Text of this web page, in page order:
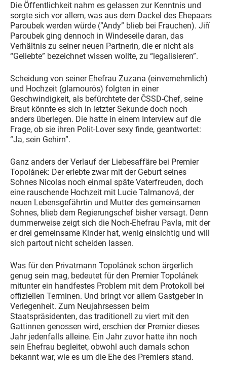
Die Öffentlichkeit nahm es gelassen zur Kenntnis und
sorgte sich vor allem, was aus dem Dackel des Ehepaars
Paroubek werden würde (”Andy” blieb bei Frauchen). Jiří
Paroubek ging dennoch in Windeseile daran, das
Verhältnis zu seiner neuen Partnerin, die er nicht als
“Geliebte” bezeichnet wissen wollte, zu “legalisieren”.
Scheidung von seiner Ehefrau Zuzana (einvernehmlich)
und Hochzeit (glamourös) folgten in einer
Geschwindigkeit, als befürchtete der ČSSD-Chef, seine
Braut könnte es sich in letzter Sekunde doch noch
anders überlegen. Die hatte in einem Interview auf die
Frage, ob sie ihren Polit-Lover sexy finde, geantwortet:
“Ja, sein Gehirn”.
Ganz anders der Verlauf der Liebesaffäre bei Premier
Topolánek: Der erlebte zwar mit der Geburt seines
Sohnes Nicolas noch einmal späte Vaterfreuden, doch
eine rauschende Hochzeit mit Lucie Talmanová, der
neuen Lebensgefährtin und Mutter des gemeinsamen
Sohnes, blieb dem Regierungschef bisher versagt. Denn
dummerweise zeigt sich die Noch-Ehefrau Pavla, mit der
er drei gemeinsame Kinder hat, wenig einsichtig und will
sich partout nicht scheiden lassen.
Was für den Privatmann Topolánek schon ärgerlich
genug sein mag, bedeutet für den Premier Topolánek
mitunter ein handfestes Problem mit dem Protokoll bei
offiziellen Terminen. Und bringt vor allem Gastgeber in
Verlegenheit. Zum Neujahrsessen beim
Staatspräsidenten, das traditionell zu viert mit den
Gattinnen genossen wird, erschien der Premier dieses
Jahr jedenfalls alleine. Ein Jahr zuvor hatte ihn noch
sein Ehefrau begleitet, obwohl auch damals schon
bekannt war, wie es um die Ehe des Premiers stand.